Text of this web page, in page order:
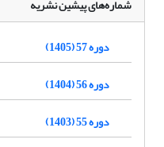
شماره‌های پیشین نشریه
دوره 57 (1405)
دوره 56 (1404)
دوره 55 (1403)